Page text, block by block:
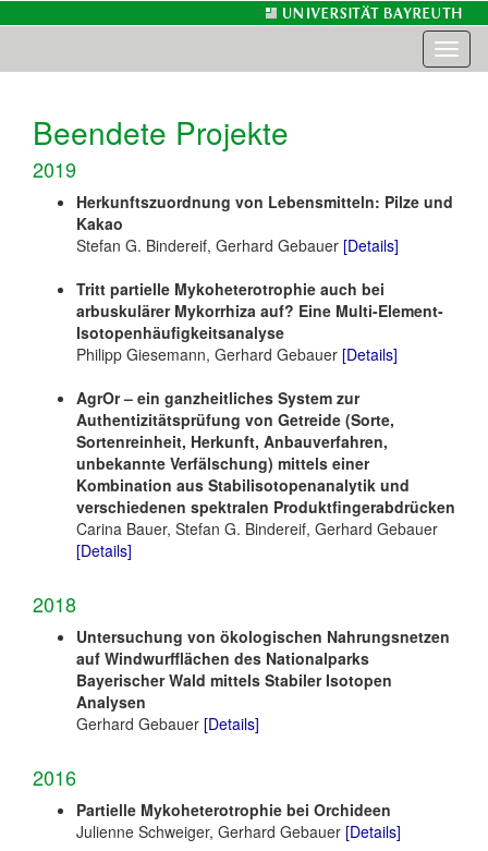
Beendete Projekte
2019
Herkunftszuordnung von Lebensmitteln: Pilze und
Kakao
Stefan G. Bindereif, Gerhard Gebauer [Details]
Tritt partielle Mykoheterotrophie auch bei
arbuskulärer Mykorrhiza auf? Eine Multi-Element-
Isotopenhäufigkeitsanalyse
Philipp Giesemann, Gerhard Gebauer [Details]
AgrOr – ein ganzheitliches System zur
Authentizitätsprüfung von Getreide (Sorte,
Sortenreinheit, Herkunft, Anbauverfahren,
unbekannte Verfälschung) mittels einer
Kombination aus Stabilisotopenanalytik und
verschiedenen spektralen Produktfingerabdrücken
Carina Bauer, Stefan G. Bindereif, Gerhard Gebauer
[Details]
2018
Untersuchung von ökologischen Nahrungsnetzen
auf Windwurfflächen des Nationalparks
Bayerischer Wald mittels Stabiler Isotopen
Analysen
Gerhard Gebauer [Details]
2016
Partielle Mykoheterotrophie bei Orchideen
Julienne Schweiger, Gerhard Gebauer [Details]